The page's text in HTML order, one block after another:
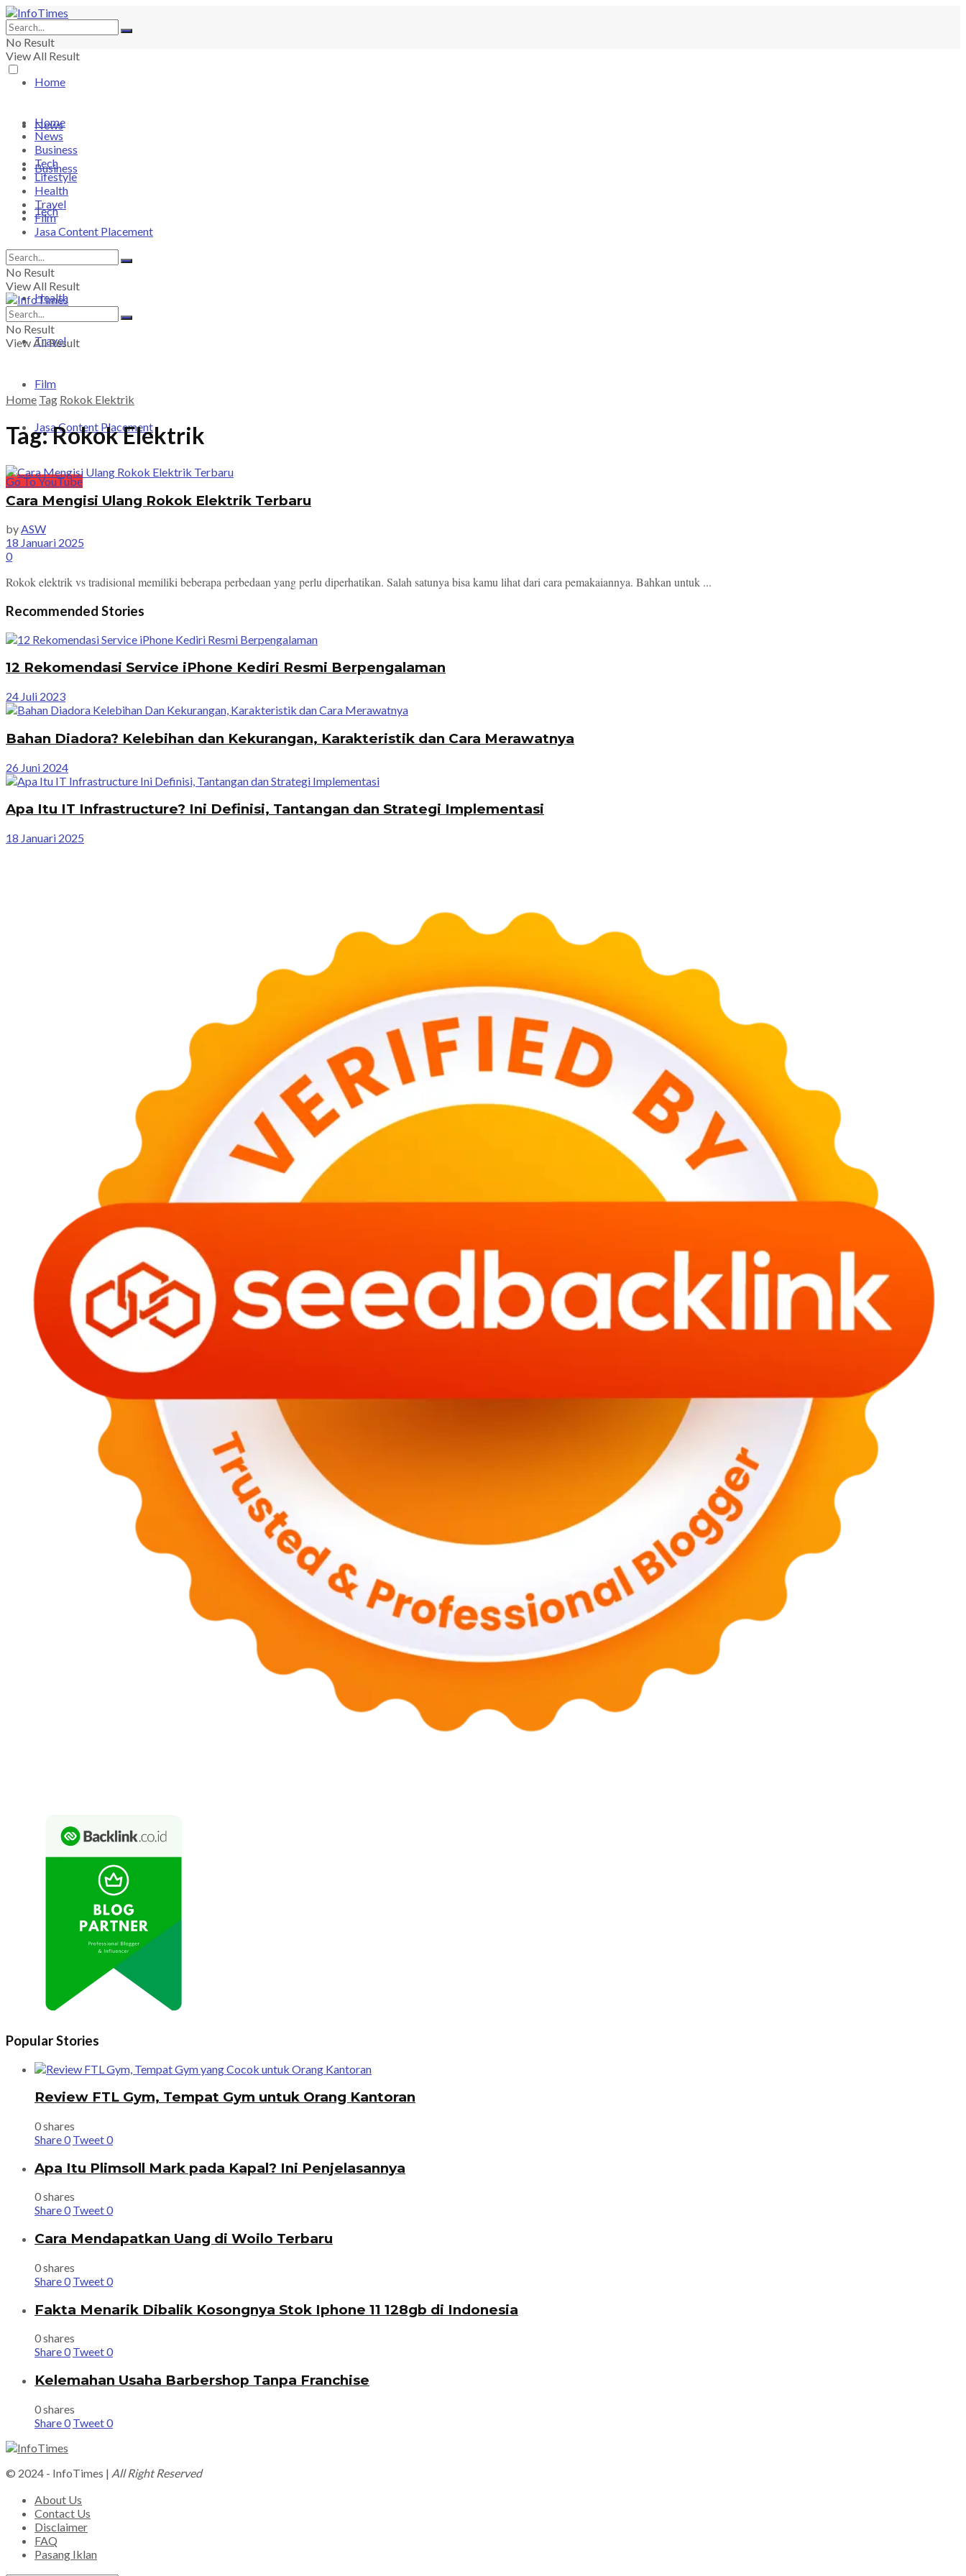
No Result
View All Result
Home
News
Business
Tech
Lifestyle
Health
Travel
Film
Jasa Content Placement
Go To YouTube
Home
News
Business
Tech
Lifestyle
Health
Travel
Film
Jasa Content Placement
No Result
View All Result
No Result
View All Result
Home Tag Rokok Elektrik
Tag:Rokok Elektrik
Cara Mengisi Ulang Rokok Elektrik Terbaru
byASW
18 Januari 2025
0
Rokok elektrik vs tradisional memiliki beberapa perbedaan yang perlu diperhatikan. Salah satunya bisa kamu lihat dari cara pemakaiannya. Bahkan untuk ...
Recommended Stories
12 Rekomendasi Service iPhone Kediri Resmi Berpengalaman
24 Juli 2023
Bahan Diadora? Kelebihan dan Kekurangan, Karakteristik dan Cara Merawatnya
26 Juni 2024
Apa Itu IT Infrastructure? Ini Definisi, Tantangan dan Strategi Implementasi
18 Januari 2025
Popular Stories
Review FTL Gym, Tempat Gym untuk Orang Kantoran
0 shares
Share0 Tweet0
Apa Itu Plimsoll Mark pada Kapal? Ini Penjelasannya
0 shares
Share0 Tweet0
Cara Mendapatkan Uang di Woilo Terbaru
0 shares
Share0 Tweet0
Fakta Menarik Dibalik Kosongnya Stok Iphone 11 128gb di Indonesia
0 shares
Share0 Tweet0
Kelemahan Usaha Barbershop Tanpa Franchise
0 shares
Share0 Tweet0
© 2024 - InfoTimes | All Right Reserved
About Us
Contact Us
Disclaimer
FAQ
Pasang Iklan